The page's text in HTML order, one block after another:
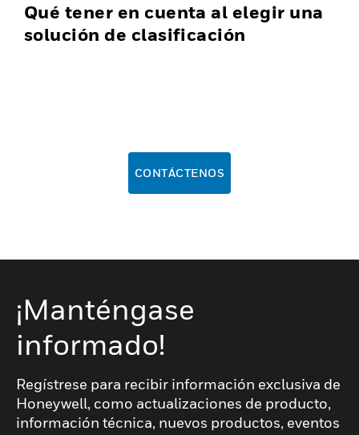
Qué tener en cuenta al elegir una
solución de clasificación
CONTÁCTENOS
¡Manténgase
informado!
Regístrese para recibir información exclusiva de
Honeywell, como actualizaciones de producto,
información técnica, nuevos productos, eventos